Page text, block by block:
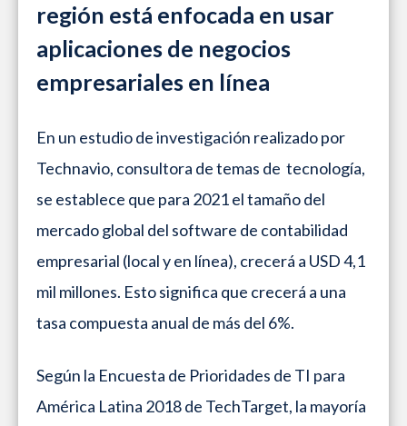
región está enfocada en usar
aplicaciones de negocios
empresariales en línea
En un estudio de investigación realizado por
Technavio, consultora de temas de tecnología,
se establece que para 2021 el tamaño del
mercado global del software de contabilidad
empresarial (local y en línea), crecerá a USD 4,1
mil millones. Esto significa que crecerá a una
tasa compuesta anual de más del 6%.
Según la Encuesta de Prioridades de TI para
América Latina 2018 de TechTarget, la mayoría